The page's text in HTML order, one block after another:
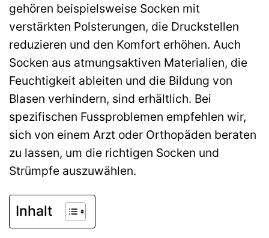
gehören beispielsweise Socken mit
verstärkten Polsterungen, die Druckstellen
reduzieren und den Komfort erhöhen. Auch
Socken aus atmungsaktiven Materialien, die
Feuchtigkeit ableiten und die Bildung von
Blasen verhindern, sind erhältlich. Bei
spezifischen Fussproblemen empfehlen wir,
sich von einem Arzt oder Orthopäden beraten
zu lassen, um die richtigen Socken und
Strümpfe auszuwählen.
Inhalt